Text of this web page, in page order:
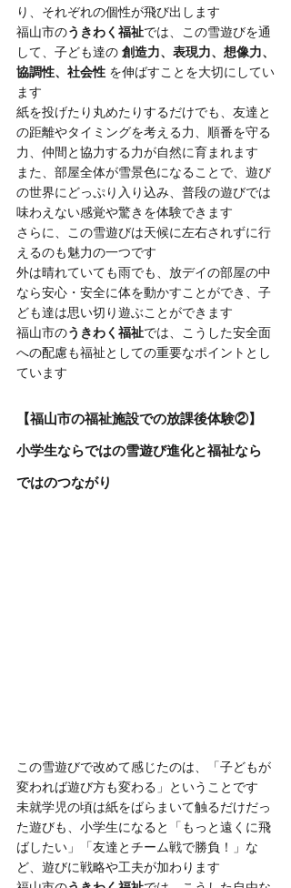
り、それぞれの個性が飛び出します
福山市のうきわく福祉では、この雪遊びを通
して、子ども達の 創造力、表現力、想像力、
協調性、社会性 を伸ばすことを大切にしてい
ます
紙を投げたり丸めたりするだけでも、友達と
の距離やタイミングを考える力、順番を守る
力、仲間と協力する力が自然に育まれます
また、部屋全体が雪景色になることで、遊び
の世界にどっぷり入り込み、普段の遊びでは
味わえない感覚や驚きを体験できます
さらに、この雪遊びは天候に左右されずに行
えるのも魅力の一つです
外は晴れていても雨でも、放デイの部屋の中
なら安心・安全に体を動かすことができ、子
ども達は思い切り遊ぶことができます
福山市のうきわく福祉では、こうした安全面
への配慮も福祉としての重要なポイントとし
ています
【福山市の福祉施設での放課後体験②】
小学生ならではの雪遊び進化と福祉なら
ではのつながり
この雪遊びで改めて感じたのは、「子どもが
変われば遊び方も変わる」ということです
未就学児の頃は紙をばらまいて触るだけだっ
た遊びも、小学生になると「もっと遠くに飛
ばしたい」「友達とチーム戦で勝負！」な
ど、遊びに戦略や工夫が加わります